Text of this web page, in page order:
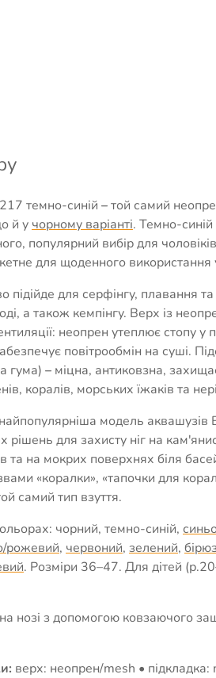
темно-синій –той самий
й у чорному варіанті. Темно-синій
популярний вибір для
для щоденного використання
підійде для серфінгу, плавання
а також кемпінгу. Верх із
неопрен утеплює стопу у
повітрообмін на суші.
гума) – міцна, антиковзна,
коралів, морських їжаків та
найпопулярніша модель аквашузів
рішень для захисту ніг на
та на мокрих поверхнях біля
«коралки», «тапочки для
самий тип взуття.
чорний, темно-синій,
рожевий, червоний, зелений,
. Розміри 36–47. Для дітей
нозі з допомогою ковзаючого
верх: неопрен/mesh • підкладка: